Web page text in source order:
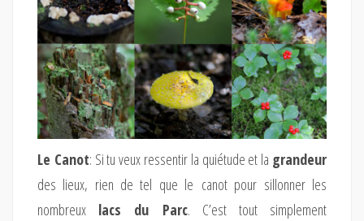
Le Canot: Si tu veux ressentir la quiétude et la grandeur
des lieux, rien de tel que le canot pour sillonner les
nombreux lacs du Parc. C’est tout simplement